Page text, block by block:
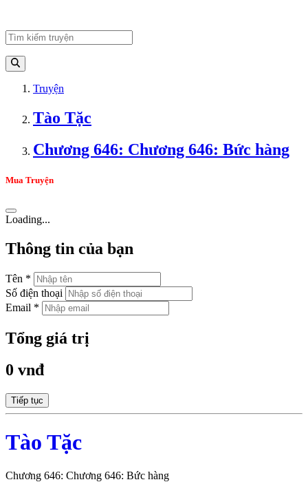
Truyện
Tào Tặc
Chương 646: Chương 646: Bức hàng
Mua Truyện
Loading...
Thông tin của bạn
Tên *
Số điện thoại
Email *
Tổng giá trị
0 vnđ
Tiếp tục
Tào Tặc
Chương 646: Chương 646: Bức hàng